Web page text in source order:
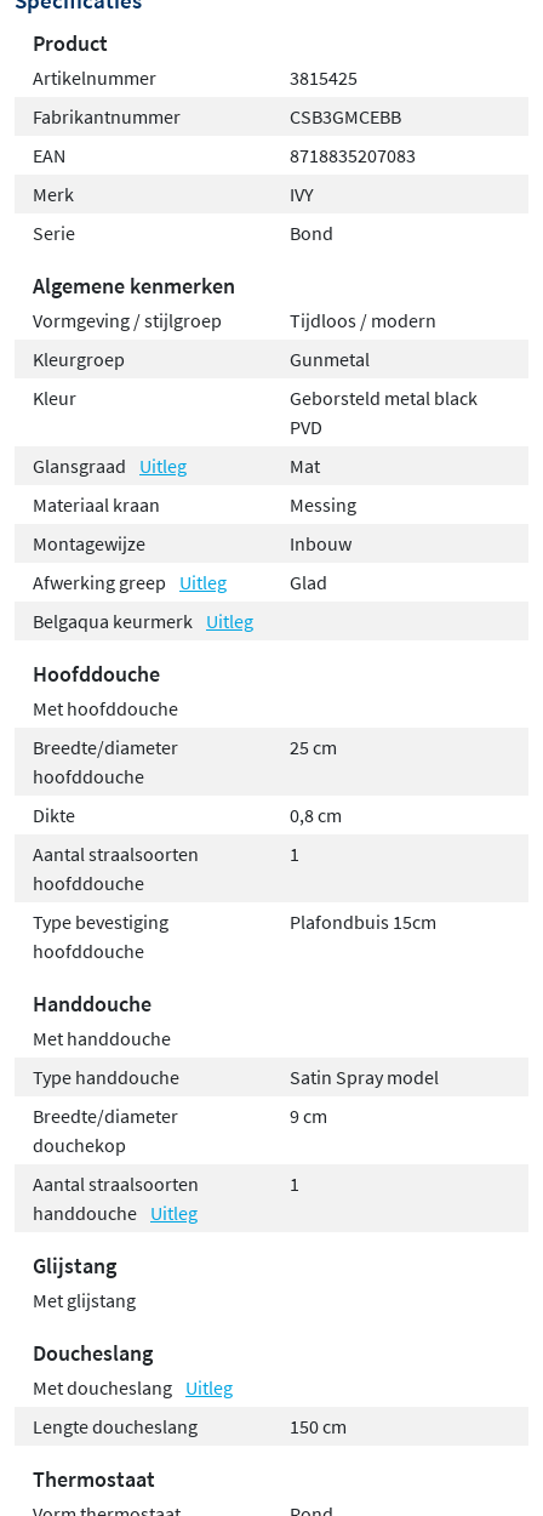
Product
Artikelnummer
3815425
Fabrikantnummer
CSB3GMCEBB
EAN
8718835207083
Merk
IVY
Serie
Bond
Algemene kenmerken
Vormgeving / stijlgroep
Tijdloos / modern
Kleurgroep
Gunmetal
Kleur
Geborsteld metal black
PVD
Glansgraad
Uitleg
Mat
Materiaal kraan
Messing
Montagewijze
Inbouw
Afwerking greep
Uitleg
Glad
Belgaqua keurmerk Uitleg
Hoofddouche
Met hoofddouche
Breedte/diameter
hoofddouche
25 cm
Dikte
0,8 cm
Aantal straalsoorten
hoofddouche
1
Type bevestiging
hoofddouche
Plafondbuis 15cm
Handdouche
Met handdouche
Type handdouche
Satin Spray model
Breedte/diameter
douchekop
9 cm
Aantal straalsoorten
handdouche Uitleg
1
Glijstang
Met glijstang
Doucheslang
Met doucheslang Uitleg
Lengte doucheslang
150 cm
Thermostaat